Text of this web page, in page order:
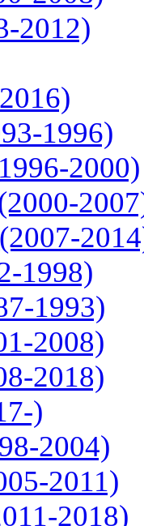
2012)
1996)
2000)
1998)
1993)
2008)
2018)
)
2004)
2011)
2018)